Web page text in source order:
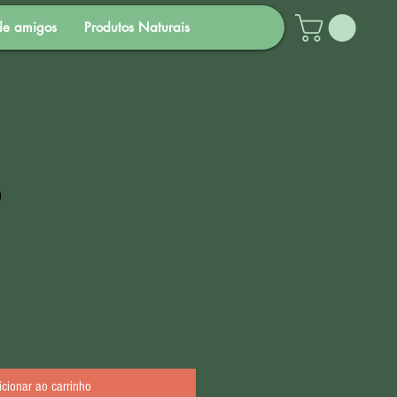
amigos Produtos Naturais
ao carrinho